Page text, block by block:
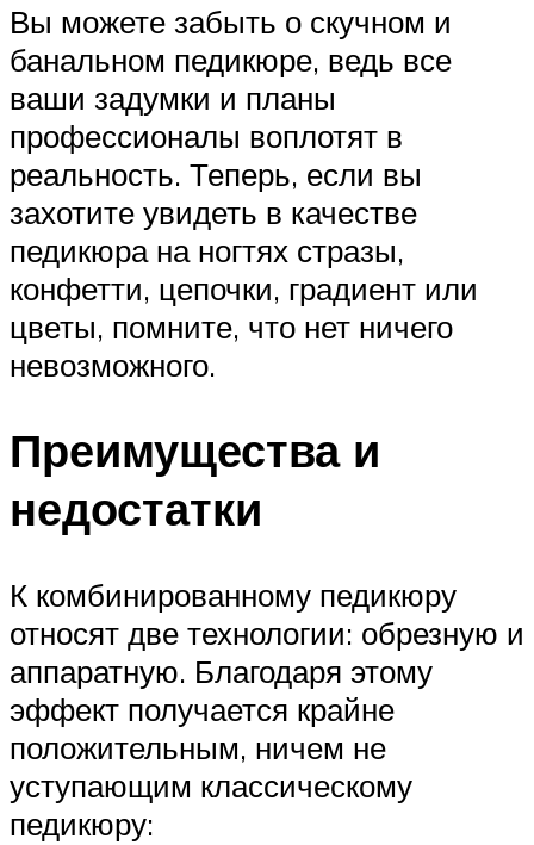
Вы можете забыть о скучном и
банальном педикюре, ведь все
ваши задумки и планы
профессионалы воплотят в
реальность. Теперь, если вы
захотите увидеть в качестве
педикюра на ногтях стразы,
конфетти, цепочки, градиент или
цветы, помните, что нет ничего
невозможного.
Преимущества и
недостатки
К комбинированному педикюру
относят две технологии: обрезную и
аппаратную. Благодаря этому
эффект получается крайне
положительным, ничем не
уступающим классическому
педикюру: